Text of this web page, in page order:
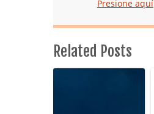
Presione aquí
Related Posts